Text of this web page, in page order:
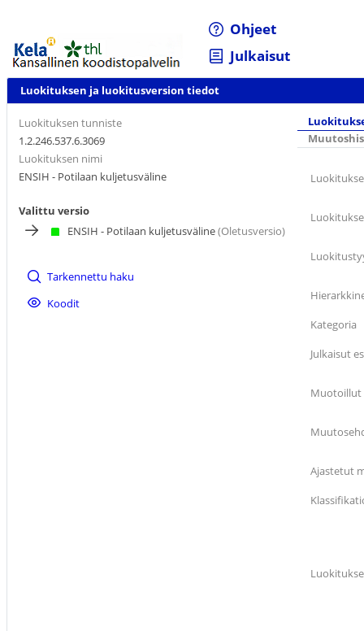
Ohjeet
Julkaisut
Luokituksen ja luokitusversion tiedot
Luokituksen tunniste
1.2.246.537.6.3069
Luokituksen nimi
ENSIH - Potilaan kuljetusväline
Valittu versio
ENSIH - Potilaan kuljetusväline(Oletusversio)
Tarkennettu haku
Koodit
Kategoria
Julkaisut
Muotoillut
Ajastetut